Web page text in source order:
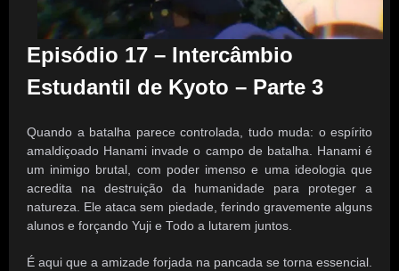
Episódio 17 – Intercâmbio
Estudantil de Kyoto – Parte 3
Quando a batalha parece controlada, tudo muda: o espírito
amaldiçoado Hanami invade o campo de batalha. Hanami é
um inimigo brutal, com poder imenso e uma ideologia que
acredita na destruição da humanidade para proteger a
natureza. Ele ataca sem piedade, ferindo gravemente alguns
alunos e forçando Yuji e Todo a lutarem juntos.
É aqui que a amizade forjada na pancada se torna essencial.